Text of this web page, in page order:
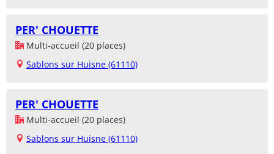
PER' CHOUETTE
Multi-accueil (20 places)
Sablons sur Huisne (61110)
PER' CHOUETTE
Multi-accueil (20 places)
Sablons sur Huisne (61110)